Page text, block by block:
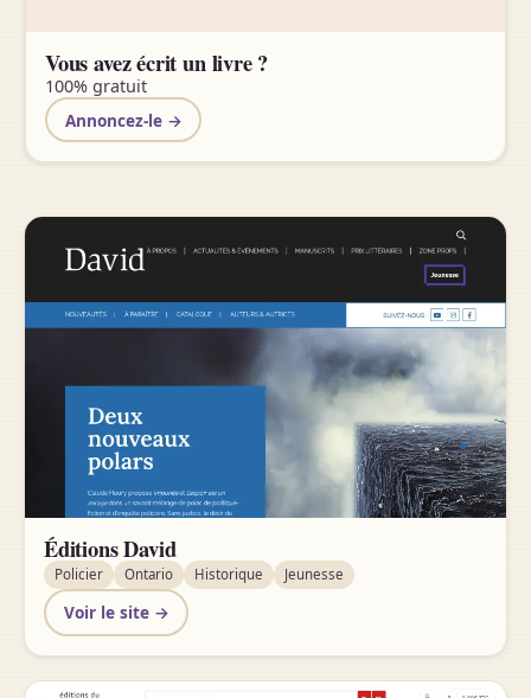
Vous avez écrit un livre ?
100% gratuit
Annoncez-le →
Éditions David
Policier Ontario Historique Jeunesse
Voir le site →